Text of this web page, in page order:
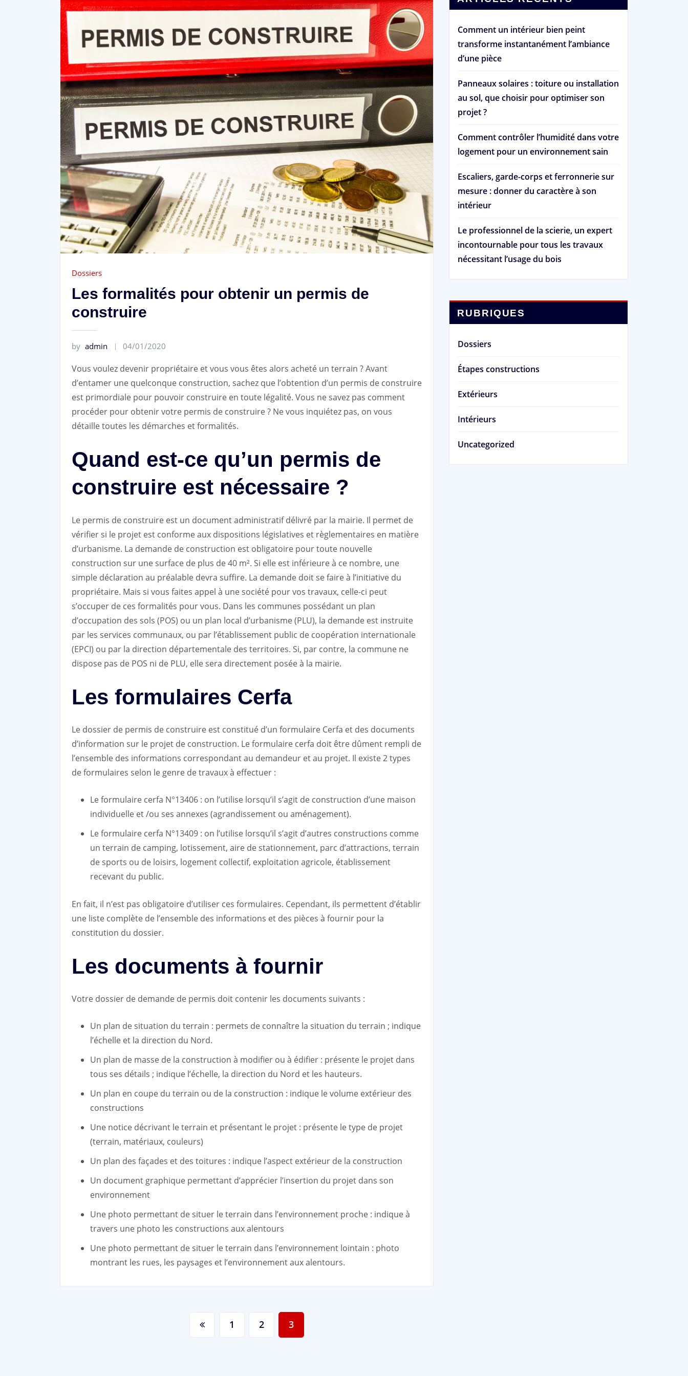
Dossiers
Les formalités pour obtenir un permis de
construire
by admin 04/01/2020
Vous voulez devenir propriétaire et vous vous êtes alors acheté un terrain ? Avant
d’entamer une quelconque construction, sachez que l’obtention d’un permis de construire
est primordiale pour pouvoir construire en toute légalité. Vous ne savez pas comment
procéder pour obtenir votre permis de construire ? Ne vous inquiétez pas, on vous
détaille toutes les démarches et formalités.
Quand est-ce qu’un permis de
construire est nécessaire ?
Le permis de construire est un document administratif délivré par la mairie. Il permet de
vérifier si le projet est conforme aux dispositions législatives et règlementaires en matière
d’urbanisme. La demande de construction est obligatoire pour toute nouvelle
construction sur une surface de plus de 40 m². Si elle est inférieure à ce nombre, une
simple déclaration au préalable devra suffire. La demande doit se faire à l’initiative du
propriétaire. Mais si vous faites appel à une société pour vos travaux, celle-ci peut
s’occuper de ces formalités pour vous. Dans les communes possédant un plan
d’occupation des sols (POS) ou un plan local d’urbanisme (PLU), la demande est instruite
par les services communaux, ou par l’établissement public de coopération internationale
(EPCI) ou par la direction départementale des territoires. Si, par contre, la commune ne
dispose pas de POS ni de PLU, elle sera directement posée à la mairie.
Les formulaires Cerfa
Le dossier de permis de construire est constitué d’un formulaire Cerfa et des documents
d’information sur le projet de construction. Le formulaire cerfa doit être dûment rempli de
l’ensemble des informations correspondant au demandeur et au projet. Il existe 2 types
de formulaires selon le genre de travaux à effectuer :
Le formulaire cerfa N°13406 : on l’utilise lorsqu’il s’agit de construction d’une maison
individuelle et /ou ses annexes (agrandissement ou aménagement).
Le formulaire cerfa N°13409 : on l’utilise lorsqu’il s’agit d’autres constructions comme
un terrain de camping, lotissement, aire de stationnement, parc d’attractions, terrain
de sports ou de loisirs, logement collectif, exploitation agricole, établissement
recevant du public.
En fait, il n’est pas obligatoire d’utiliser ces formulaires. Cependant, ils permettent d’établir
une liste complète de l’ensemble des informations et des pièces à fournir pour la
constitution du dossier.
Les documents à fournir
Votre dossier de demande de permis doit contenir les documents suivants :
Un plan de situation du terrain : permets de connaître la situation du terrain ; indique
l’échelle et la direction du Nord.
Un plan de masse de la construction à modifier ou à édifier : présente le projet dans
tous ses détails ; indique l’échelle, la direction du Nord et les hauteurs.
Un plan en coupe du terrain ou de la construction : indique le volume extérieur des
constructions
Une notice décrivant le terrain et présentant le projet : présente le type de projet
(terrain, matériaux, couleurs)
Un plan des façades et des toitures : indique l’aspect extérieur de la construction
Un document graphique permettant d’apprécier l’insertion du projet dans son
environnement
Une photo permettant de situer le terrain dans l’environnement proche : indique à
travers une photo les constructions aux alentours
Une photo permettant de situer le terrain dans l’environnement lointain : photo
montrant les rues, les paysages et l’environnement aux alentours.
1 2 3
Comment un intérieur bien peint
transforme instantanément l’ambiance
d’une pièce
Panneaux solaires : toiture ou installation
au sol, que choisir pour optimiser son
projet ?
Comment contrôler l’humidité dans votre
logement pour un environnement sain
Escaliers, garde-corps et ferronnerie sur
mesure : donner du caractère à son
intérieur
Le professionnel de la scierie, un expert
incontournable pour tous les travaux
nécessitant l’usage du bois
RUBRIQUES
Dossiers
Étapes constructions
Extérieurs
Intérieurs
Uncategorized